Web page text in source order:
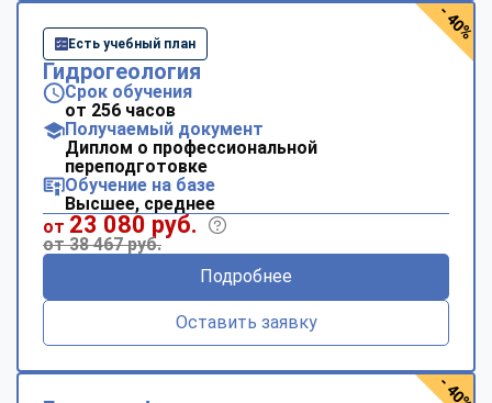
Есть учебный план
Гидрогеология
Срок обучения
от 256 часов
Получаемый документ
Диплом о профессиональной
переподготовке
Обучение на базе
Высшее, среднее
от 23 080 руб.
от 38 467 руб.
Подробнее
Оставить заявку
- 40%
- 40%